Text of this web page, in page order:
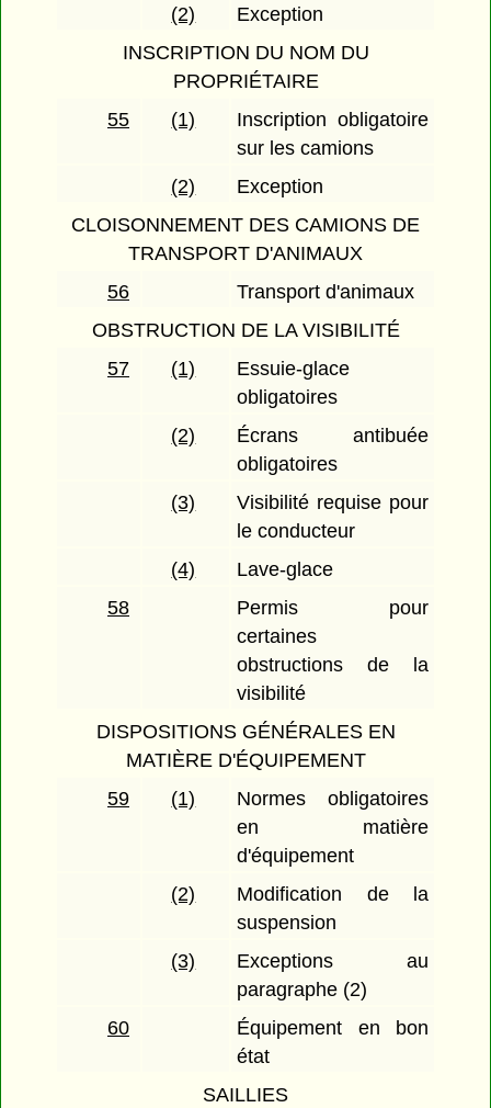
(2)
Exception
INSCRIPTION DU NOM DU
PROPRIÉTAIRE
55
(1)
Inscription obligatoire
sur les camions
(2)
Exception
CLOISONNEMENT DES CAMIONS DE
TRANSPORT D'ANIMAUX
56
Transport d'animaux
OBSTRUCTION DE LA VISIBILITÉ
57
(1)
Essuie-glace
obligatoires
(2)
Écrans antibuée
obligatoires
(3)
Visibilité requise pour
le conducteur
(4)
Lave-glace
58
Permis pour
certaines
obstructions de la
visibilité
DISPOSITIONS GÉNÉRALES EN
MATIÈRE D'ÉQUIPEMENT
59
(1)
Normes obligatoires
en matière
d'équipement
(2)
Modification de la
suspension
(3)
Exceptions au
paragraphe (2)
60
Équipement en bon
état
SAILLIES